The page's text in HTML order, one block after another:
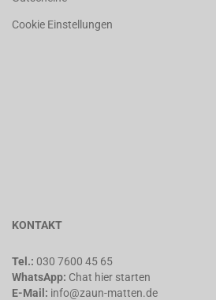
Cookie Einstellungen
KONTAKT
Tel.: 030 7600 45 65
WhatsApp: Chat hier starten
E-Mail: info@zaun-matten.de